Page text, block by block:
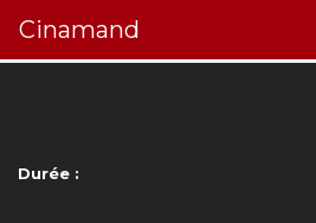
Cinamand
Durée :